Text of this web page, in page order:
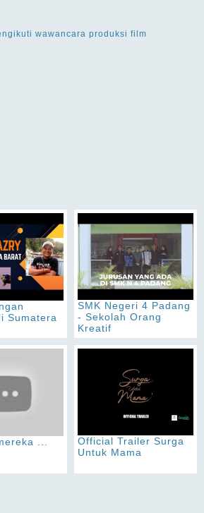
wawancara produksi film
Sumatera
SMK Negeri 4 Padang
- Sekolah Orang
Kreatif
...
Official Trailer Surga
Untuk Mama